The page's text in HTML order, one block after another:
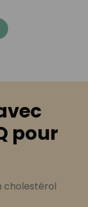
pour
cholestérol